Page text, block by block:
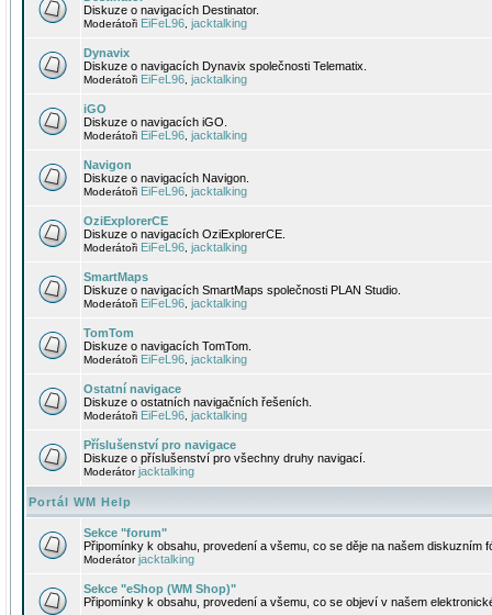
Diskuze o navigacích Destinator.
Moderátoři EiFeL96 jacktalking
Dynavix
Diskuze o navigacích Dynavix společnosti Telematix.
Moderátoři EiFeL96 jacktalking
iGO
Diskuze o navigacích iGO.
Moderátoři EiFeL96 jacktalking
Navigon
Diskuze o navigacích Navigon.
Moderátoři EiFeL96 jacktalking
OziExplorerCE
Diskuze o navigacích OziExplorerCE.
Moderátoři EiFeL96 jacktalking
SmartMaps
Diskuze o navigacích SmartMaps společnosti PLAN Studio.
Moderátoři EiFeL96 jacktalking
TomTom
Diskuze o navigacích TomTom.
Moderátoři EiFeL96 jacktalking
Ostatní navigace
Diskuze o ostatních navigačních řešeních.
Moderátoři EiFeL96 jacktalking
Příslušenství pro navigace
Diskuze o příslušenství pro všechny druhy navigací.
Moderátorjacktalking
Portál WM Help
Sekce "forum"
Připomínky k obsahu, provedení a všemu, co se děje na našem diskuzním
Moderátorjacktalking
Sekce "eShop (WM Shop)"
Připomínky k obsahu, provedení a všemu, co se objeví v našem